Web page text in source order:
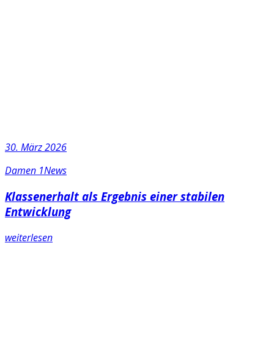
30. März 2026
Damen 1News
Klassenerhalt als Ergebnis einer stabilen
Entwicklung
weiterlesen